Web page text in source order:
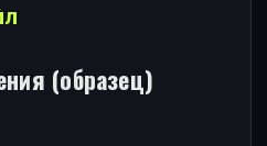
(образец)